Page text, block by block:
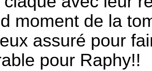
moment de la
assuré pour
pour Raphy!!